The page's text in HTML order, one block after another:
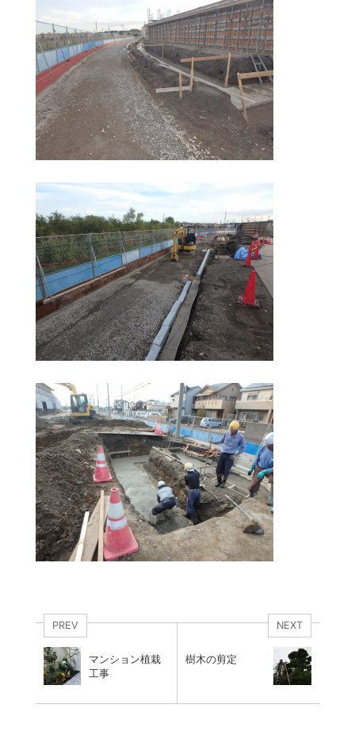
PREV
マンション植栽
工事
NEXT
樹木の剪定